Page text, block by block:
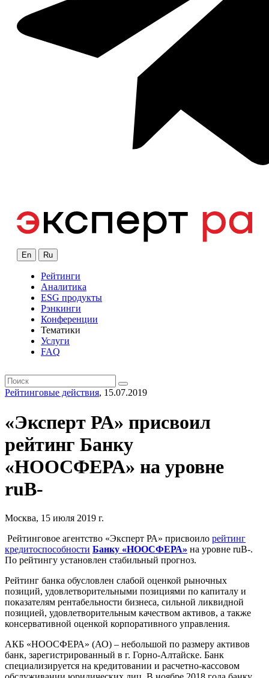
En Ru
Рейтинги
Аналитика
ESG продукты
Рэнкинги
Конференции
Тематики
Услуги
FAQ
Рейтинговые действия, 15.07.2019
«Эксперт РА» присвоил
рейтинг Банку
«НООСФЕРА» на уровне
ruB-
Москва, 15 июля 2019 г.
Рейтинговое агентство «Эксперт РА» присвоило рейтинг
кредитоспособности Банку «НООСФЕРА» на уровне ruB-.
По рейтингу установлен стабильный прогноз.
Рейтинг банка обусловлен слабой оценкой рыночных
позиций, удовлетворительными позициями по капиталу и
показателям рентабельности бизнеса, сильной ликвидной
позицией, удовлетворительным качеством активов, а также
консервативной оценкой корпоративного управления.
АКБ «НООСФЕРА» (АО) – небольшой по размеру активов
банк, зарегистрированный в г. Горно-Алтайске. Банк
специализируется на кредитовании и расчетно-кассовом